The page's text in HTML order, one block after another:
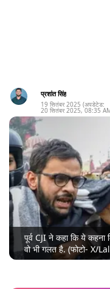
प्रशांत सिंह
19 सितंबर 2025 (अपडेटेड:
20 सितंबर 2025, 08:35
पूर्व CJI ने कहा कि ये कहना
वो भी गलत है. (फोटो- X/